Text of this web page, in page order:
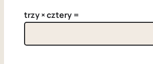
trzy × cztery =